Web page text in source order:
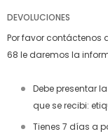
DEVOLUCIONES
Por favor contáctenos
68 le daremos la
Debe presentar
que se recibi:
Tienes 7 días a